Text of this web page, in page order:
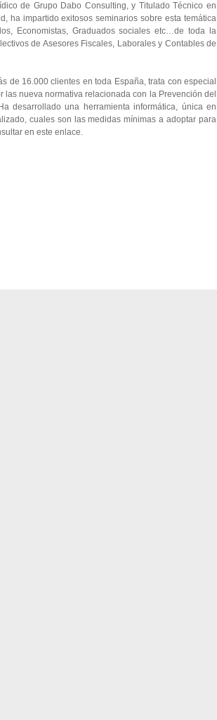
de Grupo Dabo Consulting, y Titulado Técnico en
ha impartido exitosos seminarios sobre esta temática
Economistas, Graduados sociales etc…de toda la
de Asesores Fiscales, Laborales y Contables de
de 16.000 clientes en toda España, trata con especial
nueva normativa relacionada con la Prevención del
desarrollado una herramienta informática, única en
cuales son las medidas mínimas a adoptar para
en este enlace.